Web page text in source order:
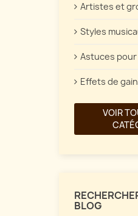
Artistes et
Styles
Astuces
Effets de
VOIR
BLOG